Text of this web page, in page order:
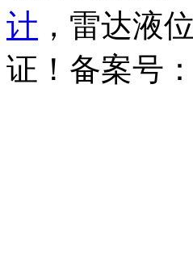
计 ，雷达液
证！备案号：